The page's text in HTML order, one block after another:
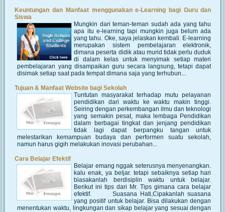
Keuntungan dan Manfaat menggunakan e-Learning bagi Guru dan
Siswa
Mungkin dari teman-teman sudah ada yang tahu
apa itu e-learning tapi mungkin juga belum ada
yang tahu. Oke, saya jelaskan kembali. E-learning
merupakan sistem pembelajaran elektronik,
dimana peserta didik atau murid tidak perlu duduk
di dalam kelas untuk menyimak setiap materi
pembelajaran yang disampaikan guru secara langsung, tetapi dapat
disimak setiap saat pada tempat dimana saja yang terhubun...
Tujuan & Manfaat Website bagi Sekolah
Tuntutan masyarakat terhadap mutu pelayanan
pendidikan dari waktu ke waktu makin tinggi.
Seiring dengan perkembangan ilmu dan teknologi
yang semakin pesat, maka lembaga Pendidikan
dalam berbagai tingkat dan jenjang pendidikan
tidak lagi dapat berpangku tangan untuk
melestarikan kemampuan budaya dan performen suatu sekolah,
namun harus gigih melakukan inovasi perubahan...
Cara Belajar Efektif
Belajar emang nggak seterusnya menyenangkan.
kalu enak, ya beljar. tetapi sebaiknya setiap hari
biasakanlah berdisiplin waktu untuk belajar.
Berikut ini tips dari Mr. Tips gimana cara belajar
efektif. Suasana Hati,Cipakanlah suasana
yang positif untuk belajar. Bisa dilakukan dengan
menentukan waktu, lingkungan dan sikap belajar yang sesuai dengan